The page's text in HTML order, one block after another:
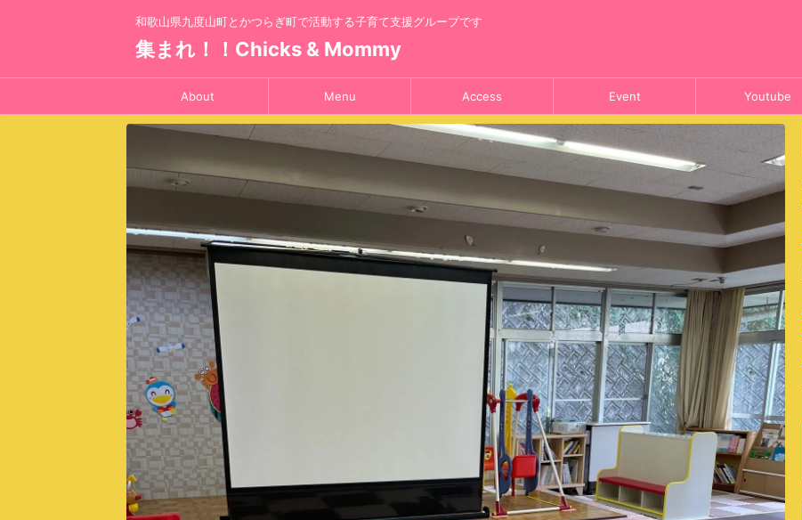
和歌山県九度山町とかつらぎ町で活動する子育て支援グループです
集まれ！！Chicks & Mommy
About Menu Access Event Youtube